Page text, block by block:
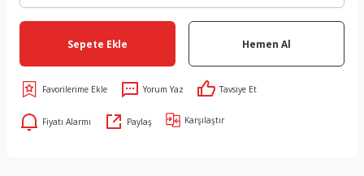
Sepete Ekle Hemen Al
Yorum Yaz Tavsiye Et
Fiyatı Alarmı Paylaş Karşılaştır